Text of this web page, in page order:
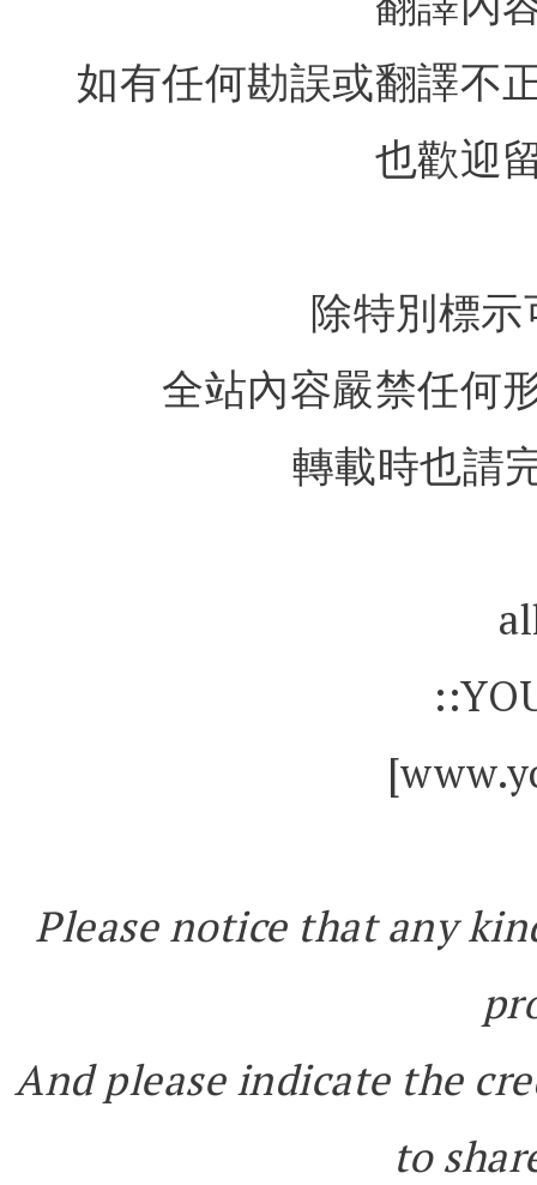
如有任何勘誤或翻譯不
也歡迎
除特別標
全站內容嚴禁任何
轉載時也請
Please notice that any
And please indicate the
to